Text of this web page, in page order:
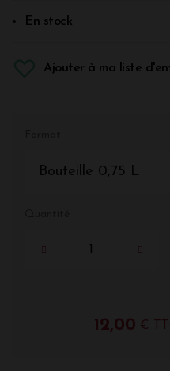
En stock
Ajouter à ma liste
Bouteille 0,75 L
12,00 €